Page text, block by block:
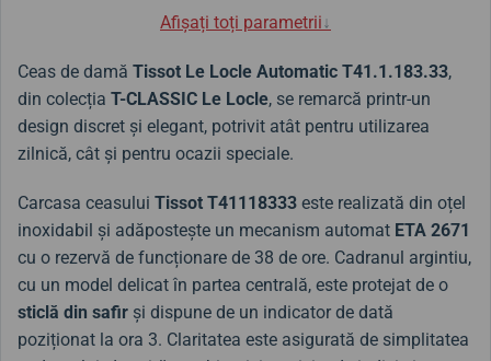
Afișați toți parametrii↓
Ceas de damă Tissot Le Locle Automatic T41.1.183.33,
din colecția T-CLASSIC Le Locle, se remarcă printr-un
design discret și elegant, potrivit atât pentru utilizarea
zilnică, cât și pentru ocazii speciale.
Carcasa ceasului Tissot T41118333 este realizată din oțel
inoxidabil și adăpostește un mecanism automat ETA 2671
cu o rezervă de funcționare de 38 de ore. Cadranul argintiu,
cu un model delicat în partea centrală, este protejat de o
sticlă din safir și dispune de un indicator de dată
poziționat la ora 3. Claritatea este asigurată de simplitatea